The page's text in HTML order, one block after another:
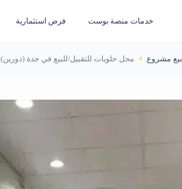
خدمات منصة بوست فرص استثمارية
بيع مشروع محل حلويات للتقبيل/للبيع في جدة (دورين)